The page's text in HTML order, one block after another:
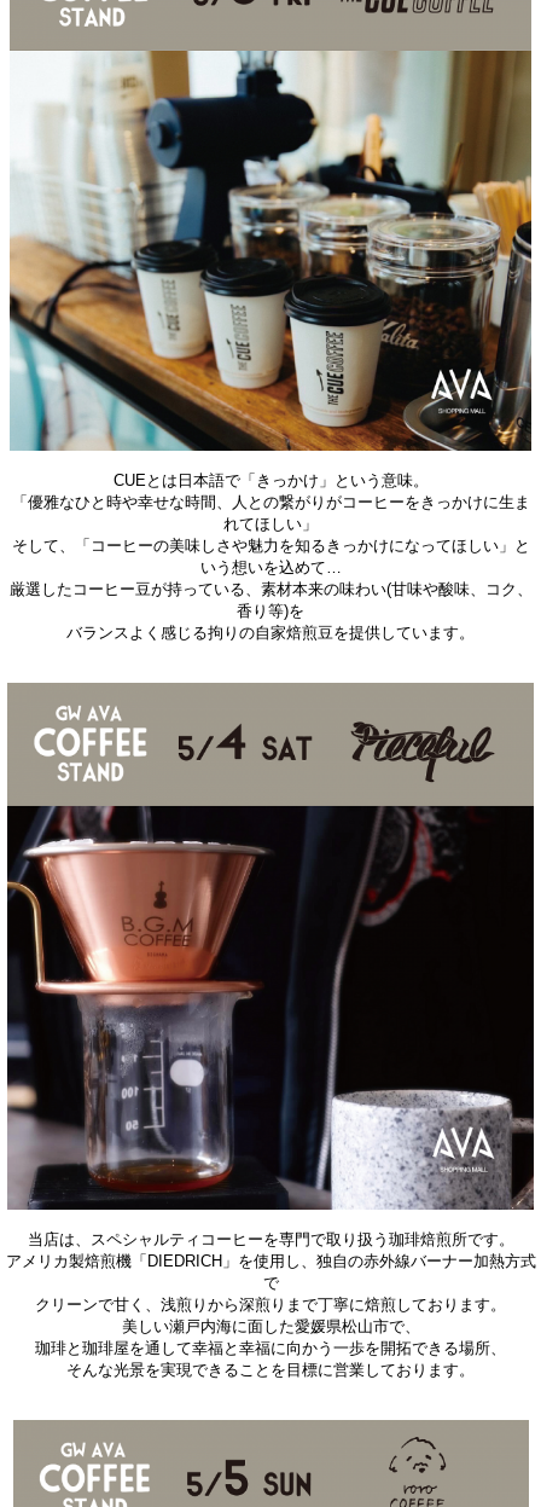
CUEとは日本語で「きっかけ」という意味。
「優雅なひと時や幸せな時間、人との繋がりがコーヒーをきっかけに生ま
れてほしい」
そして、「コーヒーの美味しさや魅力を知るきっかけになってほしい」 と
いう想いを込めて…
厳選したコー ヒー豆が持っている、素材本来の味わい(甘味や酸味、コク、
香り等)を
バランスよく感じる拘りの自家焙煎豆を提供しています。
当店は、スペシャルティコーヒーを専門で取り扱う珈琲焙煎所です。
アメリカ製焙煎機「DIEDRICH」を使用し、 独自の赤外線バーナー加熱方式
で
クリーンで甘く、浅煎りから深煎りまで丁寧に焙煎しております。
美しい瀬戸内海に面した愛媛県松山市で、
珈琲と珈琲屋を通して幸福と幸福に向かう一歩を開拓できる場所、
そんな光景を実現できることを目標に営業しております。